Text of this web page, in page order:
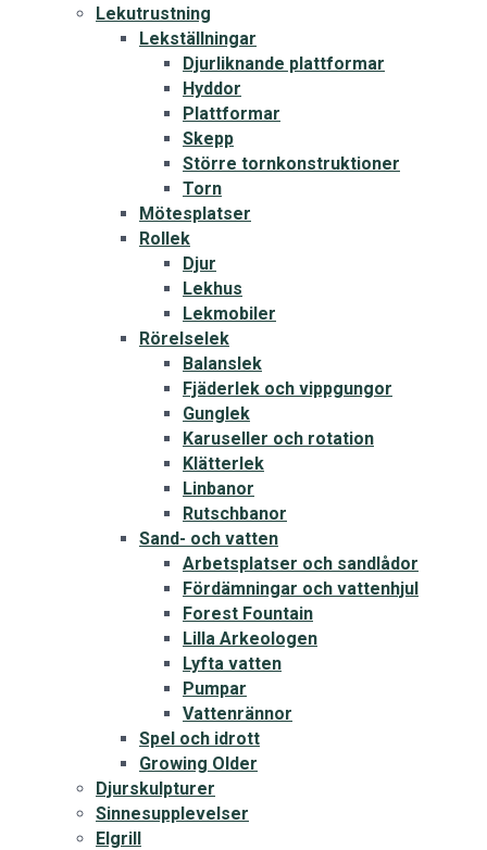
Lekutrustning
Lekställningar
Djurliknande plattformar
Hyddor
Plattformar
Skepp
Större tornkonstruktioner
Torn
Mötesplatser
Rollek
Djur
Lekhus
Lekmobiler
Rörelselek
Balanslek
Fjäderlek och vippgungor
Gunglek
Karuseller och rotation
Klätterlek
Linbanor
Rutschbanor
Sand- och vatten
Arbetsplatser och sandlådor
Fördämningar och vattenhjul
Forest Fountain
Lilla Arkeologen
Lyfta vatten
Pumpar
Vattenrännor
Spel och idrott
Growing Older
Djurskulpturer
Sinnesupplevelser
Elgrill